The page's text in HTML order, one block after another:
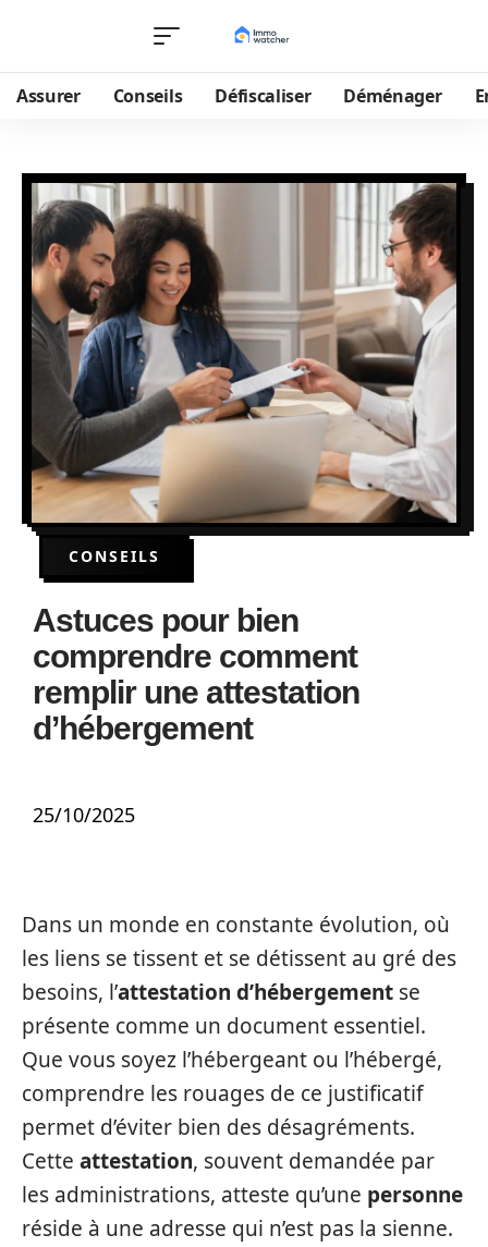
Assurer Conseils Défiscaliser Déménager
CONSEILS
Astuces pour bien
comprendre comment
remplir une attestation
d’hébergement
25/10/2025
Dans un monde en constante évolution, où
les liens se tissent et se détissent au gré des
besoins, l’attestation d’hébergement se
présente comme un document essentiel.
Que vous soyez l’hébergeant ou l’hébergé,
comprendre les rouages de ce justificatif
permet d’éviter bien des désagréments.
Cette attestation, souvent demandée par
les administrations, atteste qu’une personne
réside à une adresse qui n’est pas la sienne.